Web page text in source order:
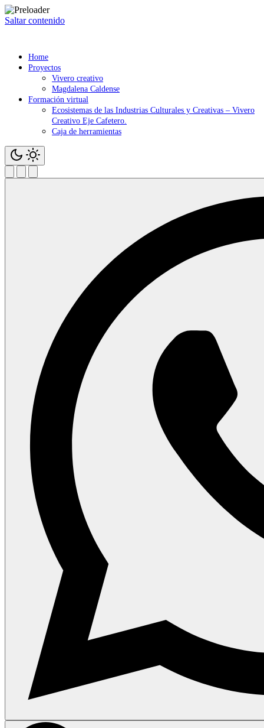
Saltar contenido
Home
Proyectos
Vivero creativo
Magdalena Caldense
Formación virtual
Ecosistemas de las Industrias Culturales y Creativas – Vivero
Creativo Eje Cafetero.
Caja de herramientas